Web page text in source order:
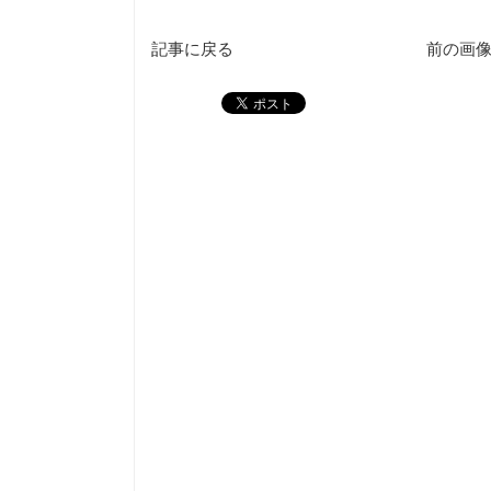
記事に戻る 前の画